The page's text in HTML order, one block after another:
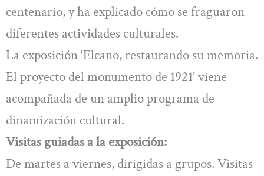
centenario, y ha explicado cómo se fraguaron
diferentes actividades culturales.
La exposición ‘Elcano, restaurando su memoria.
El proyecto del monumento de 1921’ viene
acompañada de un amplio programa de
dinamización cultural.
Visitas guiadas a la exposición:
De martes a viernes, dirigidas a grupos. Visitas